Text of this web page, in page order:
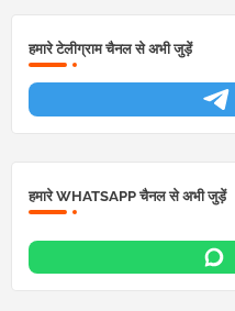
हमारे टेलीग्राम चैनल से अभी जुड़ें
हमारे WHATSAPP चैनल से अभी जुड़ें